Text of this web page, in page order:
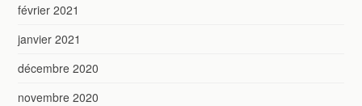
février 2021
janvier 2021
décembre 2020
novembre 2020